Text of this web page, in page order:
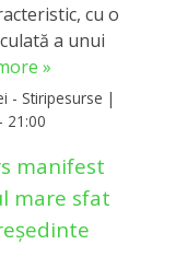
cu o
a unui
»
- Stiripesurse |
21:00
manifest
mare sfat